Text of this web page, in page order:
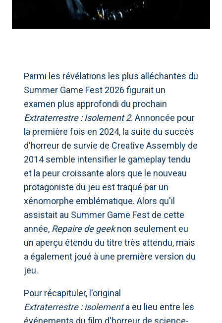
Parmi les révélations les plus alléchantes du
Summer Game Fest 2026 figurait un
examen plus approfondi du prochain
Extraterrestre : Isolement 2. Annoncée pour
la première fois en 2024, la suite du succès
d'horreur de survie de Creative Assembly de
2014 semble intensifier le gameplay tendu
et la peur croissante alors que le nouveau
protagoniste du jeu est traqué par un
xénomorphe emblématique. Alors qu'il
assistait au Summer Game Fest de cette
année, Repaire de geeknon seulement eu
un aperçu étendu du titre très attendu, mais
a également joué à une première version du
jeu.
Pour récapituler, l'original
Extraterrestre : isolementa eu lieu entre les
événements du film d'horreur de science-